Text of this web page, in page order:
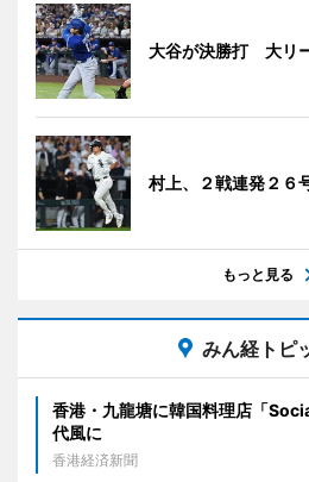
大谷が決勝打 大リ
村上、２戦連発２
もっと見る
みん経トピ
香港・九龍塘に韓国料理店「
代風に
香港経済新聞